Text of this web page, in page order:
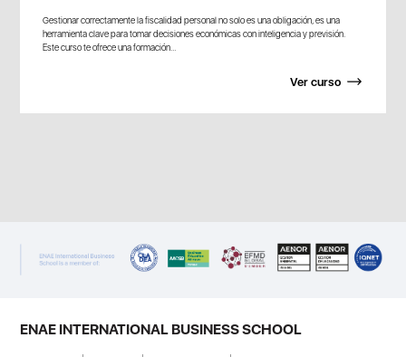
Gestionar correctamente la fiscalidad personal no solo es una obligación, es una
herramienta clave para tomar decisiones económicas con inteligencia y previsión.
Este curso te ofrece una formación...
Ver curso
ENAE INTERNATIONAL BUSINESS SCHOOL